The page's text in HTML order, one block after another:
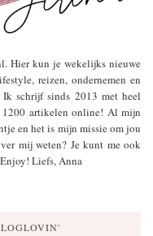
Hier kun je wekelijks nieuwe
reizen, ondernemen en
Ik schrijf sinds 2013 met heel
artikelen online! Al mijn
en het is mijn missie om jou
mij weten? Je kunt me ook
Liefs, Anna